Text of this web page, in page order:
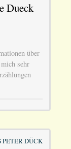
Dueck
über
sehr
PETER DÜCK